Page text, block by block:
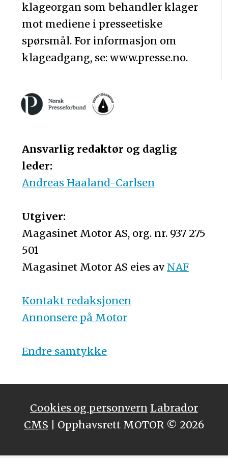
klageorgan som behandler klager
mot mediene i presseetiske
spørsmål. For informasjon om
klageadgang, se: www.presse.no.
Ansvarlig redaktør og daglig
leder:
Andreas Haaland-Carlsen
Utgiver:
Magasinet Motor AS, org. nr. 937 275
501
Magasinet Motor AS eies av NAF
Kontakt redaksjonen
Annonsere på Motor
Endre samtykke
Cookies og personvern Labrador
CMS | Opphavsrett MOTOR © 2026